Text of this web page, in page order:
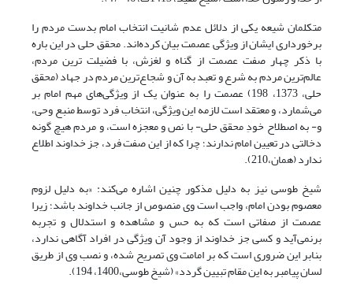
متکلمان شیعه یکی از دلائل عدم شانیت انتخاب امام بدست مردم را
برخورداری ایشان از ویژگی عصمت بیان کرده‌اند. محقق حلی در این باره
با ذکر چهار صفت عصمت از گناه و لغزش، با فضیلت ترین مردم،
عالم‌ترین مردم به شرع و تعبد به آن و شجاع‌ترین مردم در جهاد (محقق
حلی، 1373، 198) عصمت را به عنوان یک از ویژگی‌های مهم امام بر
می‌شمارد، و معتقد است لازمه این ویژگی، انتخاب فرد توسط منبع وحی،
و- به اصطلاح خودِ محقق حلی- با نص و معجزه است، و مردم هیچ گونه
دخالتی در تعیین امام ندارند؛ چرا که از این صفت فرد، جز خداوند اطلاع
ندارد (همان،210).
شیخ طوسی نیز به دلیل مذکور چنین اشاره می‌کند: «به دلیل لزوم
معصوم بودن امام، واجب است وی منصوص از جانب خداوند باشد؛ زیرا
عصمت از صفاتی است که به حس و مشاهده و استدلال و تجربه
برنمی‌آید و کسی جز خداوند از وجود آن ویژگی در افراد آگاهی ندارد،
بنابر این ضروری است که بر امامت وی تصریح شده، و نصب وی از طریق
لسان پیامبر به این مقام تبیین گردد» (شیخ طوسی،1400، 194).